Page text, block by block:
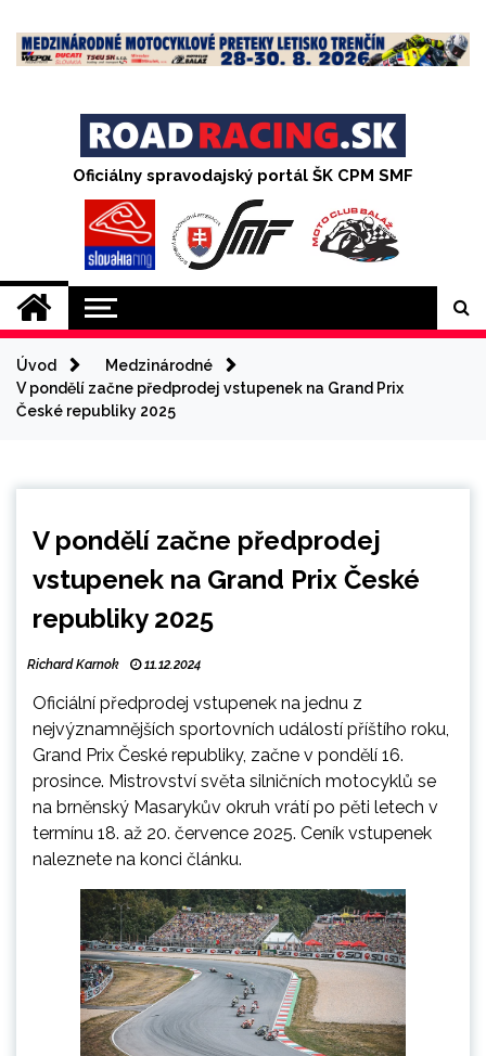
content
Oficiálny spravodajský portál ŠK CPM SMF
Úvod
Medzinárodné
V pondělí začne předprodej vstupenek na Grand Prix
České republiky 2025
V pondělí začne předprodej
vstupenek na Grand Prix České
republiky 2025
Richard Karnok 11.12.2024
Oficiální předprodej vstupenek na jednu z
nejvýznamnějších sportovních událostí příštího roku,
Grand Prix České republiky, začne v pondělí 16.
prosince. Mistrovství světa silničních motocyklů se
na brněnský Masarykův okruh vrátí po pěti letech v
termínu 18. až 20. července 2025. Ceník vstupenek
naleznete na konci článku.